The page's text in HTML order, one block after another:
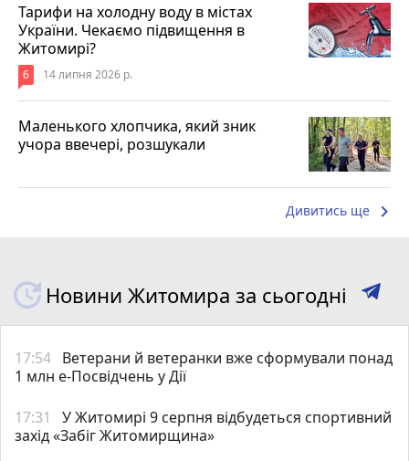
Тарифи на холодну воду в містах
України. Чекаємо підвищення в
Житомирі?
6 14 липня 2026 р.
Маленького хлопчика, який зник
учора ввечері, розшукали
Дивитись ще keyboard_arrow_right
Новини Житомира за сьогодні
17:54 Ветерани й ветеранки вже сформували понад
1 млн е-Посвідчень у Дії
17:31
У Житомирі 9 серпня відбудеться спортивний
захід «Забіг Житомирщина»